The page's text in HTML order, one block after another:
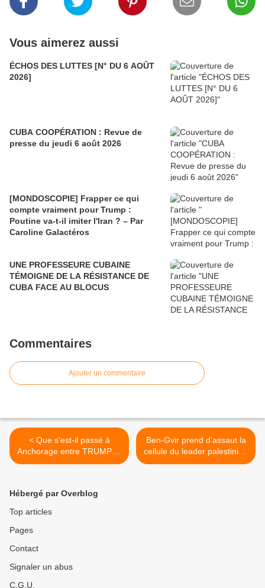
Vous aimerez aussi
ÉCHOS DES LUTTES [N° DU 6 AOÛT
2026]
CUBA COOPÉRATION : Revue de
presse du jeudi 6 août 2026
[MONDOSCOPIE] Frapper ce qui
compte vraiment pour Trump :
Poutine va-t-il imiter l'Iran ? – Par
Caroline Galactéros
UNE PROFESSEURE CUBAINE
TÉMOIGNE DE LA RÉSISTANCE DE
CUBA FACE AU BLOCUS
Commentaires
Ajouter un commentaire
< Que s'est-il passé à
Anchorage entre TRUMP et
POUTINE ?
Ben-Gvir prend d’assaut la
cellule du leader palestinien
emprisonné Marwan
Hébergé par Overblog
Top articles
Pages
Contact
Signaler un abus
C.G.U.